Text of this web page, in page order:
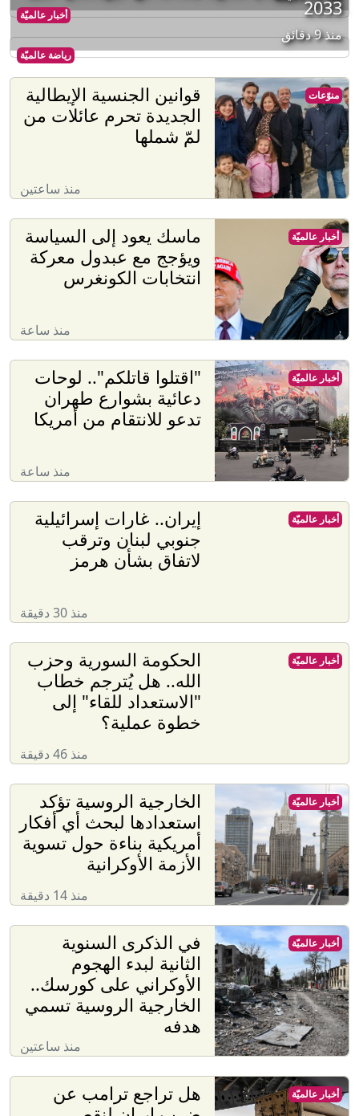
أخبار عالميّة
رياضة عالميّة
2033
منذ 9 دقائق
قوانين الجنسية الإيطالية
الجديدة تحرم عائلات من
لمّ شملها
منذ ساعتين
منوّعات
ماسك يعود إلى السياسة
ويؤجج مع عبدول معركة
انتخابات الكونغرس
منذ ساعة
أخبار عالميّة
"اقتلوا قاتلكم".. لوحات
دعائية بشوارع طهران
تدعو للانتقام من أمريكا
منذ ساعة
أخبار عالميّة
إيران.. غارات إسرائيلية
جنوبي لبنان وترقب
لاتفاق بشأن هرمز
منذ 30 دقيقة
أخبار عالميّة
الحكومة السورية وحزب
الله.. هل يُترجم خطاب
"الاستعداد للقاء" إلى
خطوة عملية؟
منذ 46 دقيقة
أخبار عالميّة
الخارجية الروسية تؤكد
استعدادها لبحث أي أفكار
أمريكية بناءة حول تسوية
الأزمة الأوكرانية
منذ 14 دقيقة
أخبار عالميّة
في الذكرى السنوية
الثانية لبدء الهجوم
الأوكراني على كورسك..
الخارجية الروسية تسمي
هدفه
منذ ساعتين
أخبار عالميّة
هل تراجع ترامب عن
أخبار عالميّة